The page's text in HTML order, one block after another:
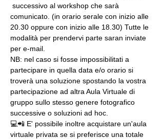
successivo al workshop che sarà
comunicato. (in orario serale con inizio alle
20.30 oppure con inizio alle 18.30) Tutte le
modalità per prendervi parte saran inviate
per e-mail.
NB: nel caso si fosse impossibilitati a
partecipare in quella data e/o orario si
troverà una soluzione spostando la vostra
partecipazione ad altra Aula Virtuale di
gruppo sullo stesso genere fotografico
successive o soluzioni ad hoc.
💻📲 E' possibile inoltre acquistare un'aula
virtuale privata se si preferisce una totale